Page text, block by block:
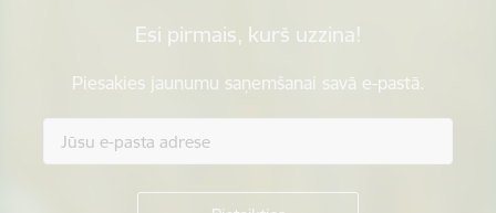
Esi pirmais, kurš uzzina!
Piesakies jaunumu saņemšanai savā e-pastā.